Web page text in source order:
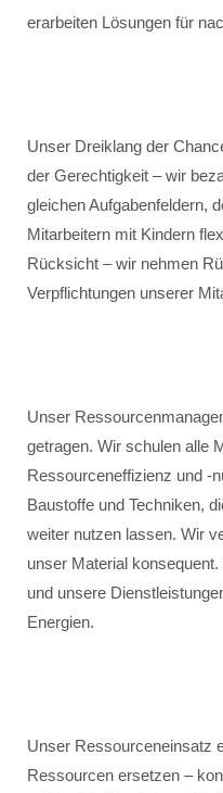
erarbeiten Lösungen für
Unser Dreiklang der
der Gerechtigkeit – wir
gleichen Aufgabenfeldern,
Mitarbeitern mit Kindern
Rücksicht – wir nehmen
Verpflichtungen unserer
Unser
getragen. Wir schulen alle
Ressourceneffizienz und -
Baustoffe und Techniken,
weiter nutzen lassen. Wir
unser Material
und unsere
Energien.
Unser Ressourceneinsatz
Ressourcen ersetzen –